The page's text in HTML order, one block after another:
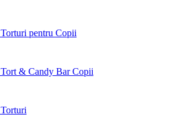
Torturi pentru Copii
Tort & Candy Bar Copii
Torturi